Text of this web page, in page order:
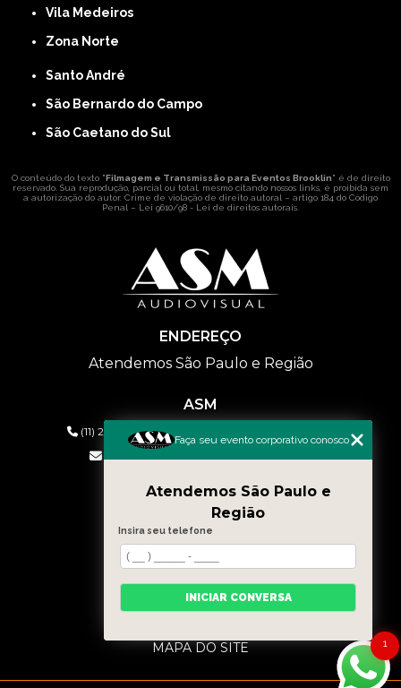
Vila Medeiros
Zona Norte
Santo André
São Bernardo do Campo
São Caetano do Sul
O conteúdo do texto "Filmagem e Transmissão para Eventos Brooklin" é de direito
reservado. Sua reprodução, parcial ou total, mesmo citando nossos links, é proibida sem
a autorização do autor. Crime de violação de direito autoral – artigo 184 do Código
Penal – Lei 9610/98 - Lei de direitos autorais
ENDEREÇO
Atendemos São Paulo e Região
ASM
(11) 2626-2019 (11) 99577-9954
eventos@asmaudiovisual.com.br
MENU
HOME
QUEM SOMOS
SERVIÇOS
CONTATO
BLOG
MAPA DO SITE
1
Faça seu evento corporativo conosco
Atendemos São Paulo e
Região
Insira seu telefone
INICIAR CONVERSA